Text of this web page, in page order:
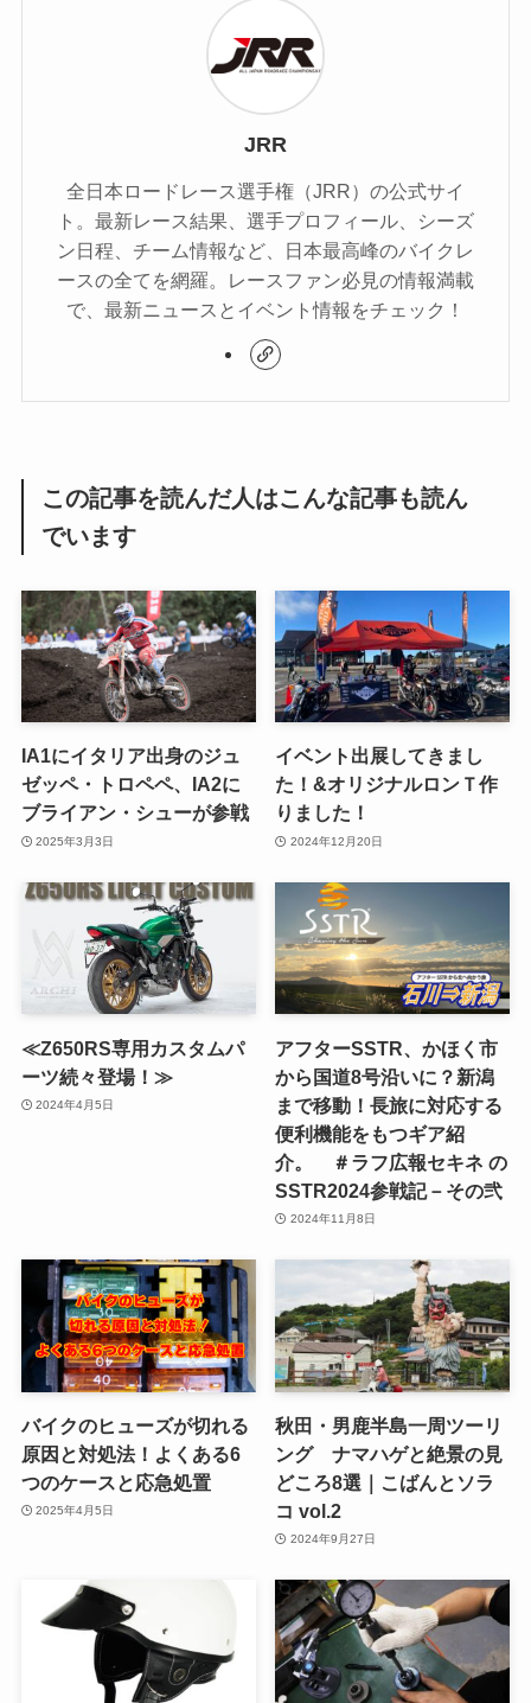
JRR
全日本ロードレース選手権（JRR）の公式サイ
ト。最新レース結果、選手プロフィール、シーズ
ン日程、チーム情報など、日本最高峰のバイクレ
ースの全てを網羅。レースファン必見の情報満載
で、最新ニュースとイベント情報をチェック！
この記事を読んだ人はこんな記事も読ん
でいます
IA1にイタリア出身のジュ
ゼッペ・トロペペ、IA2に
ブライアン・シューが参戦
2025年3月3日
イベント出展してきまし
た！&オリジナルロンＴ作
りました！
2024年12月20日
≪Z650RS専用カスタムパ
ーツ続々登場！≫
2024年4月5日
アフターSSTR、かほく市
から国道8号沿いに？新潟
まで移動！長旅に対応する
便利機能をもつギア紹
介。 ＃ラフ広報セキネ の
SSTR2024参戦記－その弐
2024年11月8日
バイクのヒューズが切れる
原因と対処法！よくある6
つのケースと応急処置
2025年4月5日
秋田・男鹿半島一周ツーリ
ング ナマハゲと絶景の見
どころ8選｜こばんとソラ
コ vol.2
2024年9月27日